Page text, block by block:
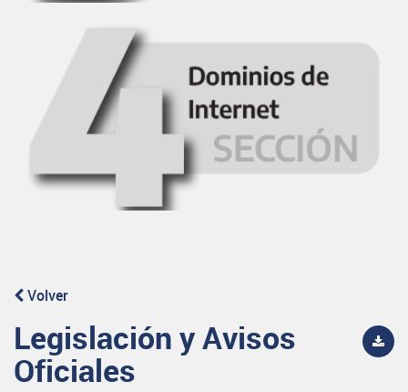
Volver
Legislación y Avisos
Oficiales